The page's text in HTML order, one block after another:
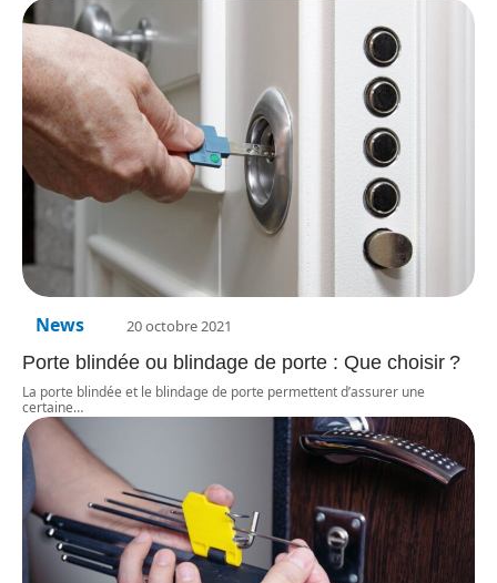
News 20 octobre 2021
Porte blindée ou blindage de porte : Que choisir ?
La porte blindée et le blindage de porte permettent d’assurer une
certaine…